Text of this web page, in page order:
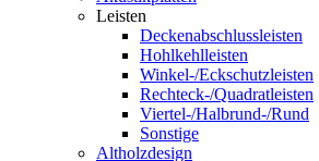
Leisten
Deckenabschlussleisten
Hohlkehlleisten
Winkel-/Eckschutzleisten
Rechteck-/Quadratleisten
Viertel-/Halbrund-/Rund
Sonstige
Altholzdesign